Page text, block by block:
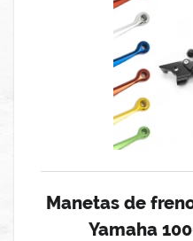
Manetas de
Yamaha